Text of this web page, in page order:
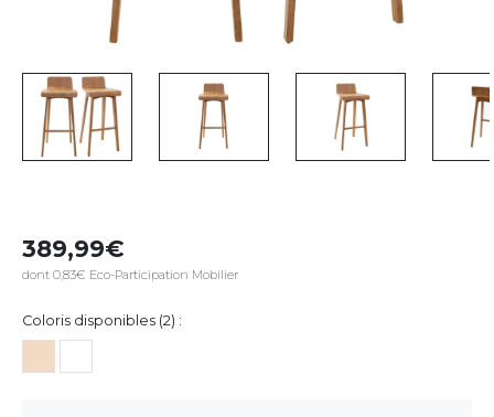
389,99
dont 0,83€ Eco-Participation Mobilier
Coloris disponibles (2) :